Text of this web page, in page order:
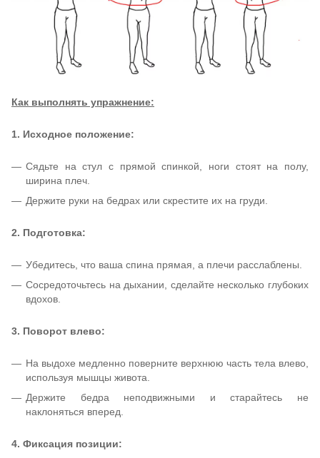
Как выполнять упражнение:
1. Исходное положение:
Сядьте на стул с прямой спинкой, ноги стоят на полу,
ширина плеч.
Держите руки на бедрах или скрестите их на груди.
2. Подготовка:
Убедитесь, что ваша спина прямая, а плечи расслаблены.
Сосредоточьтесь на дыхании, сделайте несколько глубоких
вдохов.
3. Поворот влево:
На выдохе медленно поверните верхнюю часть тела влево,
используя мышцы живота.
Держите бедра неподвижными и старайтесь не
наклоняться вперед.
4. Фиксация позиции: